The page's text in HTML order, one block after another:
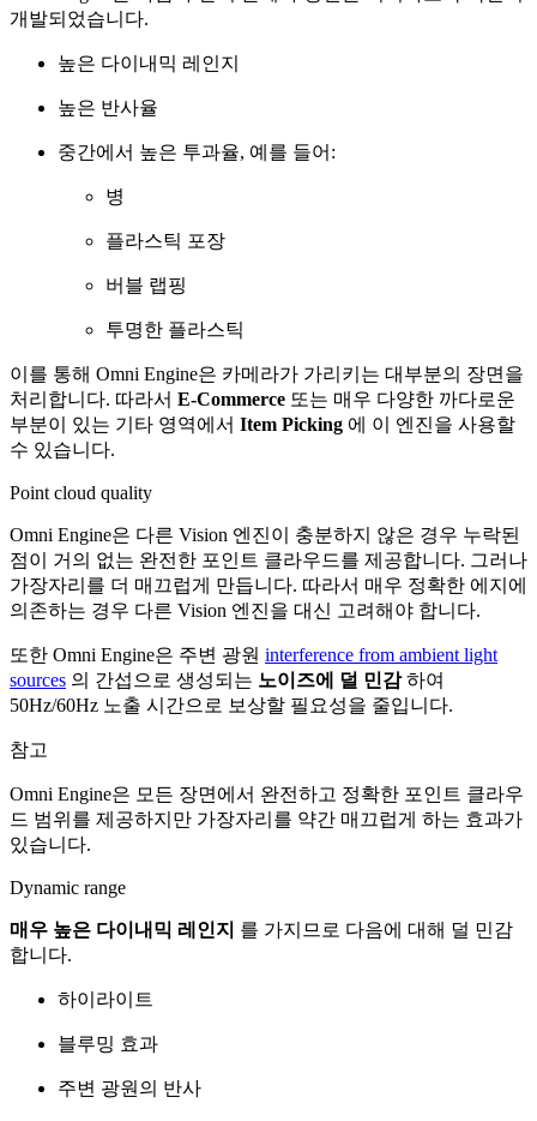
개발되었습니다.
높은 다이내믹 레인지
높은 반사율
중간에서 높은 투과율, 예를 들어:
병
플라스틱 포장
버블 랩핑
투명한 플라스틱
이를 통해 Omni Engine은 카메라가 가리키는 대부분의 장면을
처리합니다. 따라서 E-Commerce 또는 매우 다양한 까다로운
부분이 있는 기타 영역에서 Item Picking 에 이 엔진을 사용할
수 있습니다.
Point cloud quality
Omni Engine은 다른 Vision 엔진이 충분하지 않은 경우 누락된
점이 거의 없는 완전한 포인트 클라우드를 제공합니다. 그러나
가장자리를 더 매끄럽게 만듭니다. 따라서 매우 정확한 에지에
의존하는 경우 다른 Vision 엔진을 대신 고려해야 합니다.
또한 Omni Engine은 주변 광원 interference from ambient light
sources 의 간섭으로 생성되는 노이즈에 덜 민감하여
50Hz/60Hz 노출 시간으로 보상할 필요성을 줄입니다.
참고
Omni Engine은 모든 장면에서 완전하고 정확한 포인트 클라우
드 범위를 제공하지만 가장자리를 약간 매끄럽게 하는 효과가
있습니다.
Dynamic range
매우 높은 다이내믹 레인지 를 가지므로 다음에 대해 덜 민감
합니다.
하이라이트
블루밍 효과
주변 광원의 반사